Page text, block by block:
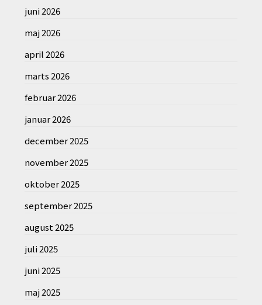
juni 2026
maj 2026
april 2026
marts 2026
februar 2026
januar 2026
december 2025
november 2025
oktober 2025
september 2025
august 2025
juli 2025
juni 2025
maj 2025